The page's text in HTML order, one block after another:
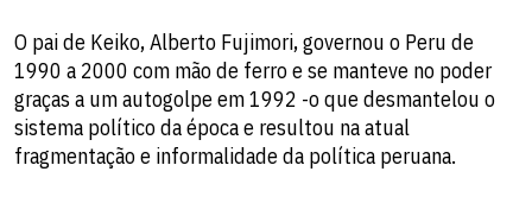
O pai de Keiko, Alberto Fujimori, governou o Peru de
1990 a 2000 com mão de ferro e se manteve no poder
graças a um autogolpe em 1992 -o que desmantelou o
sistema político da época e resultou na atual
fragmentação e informalidade da política peruana.